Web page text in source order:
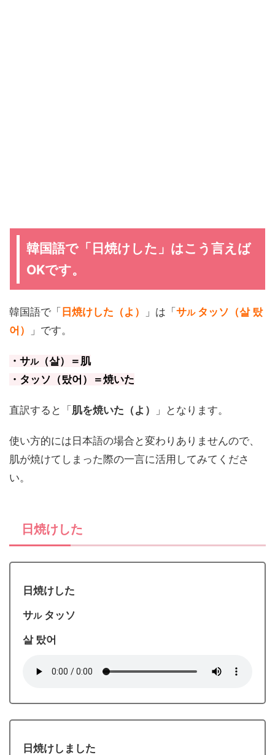
韓国語で「日焼けした」はこう言えば
OKです。
韓国語で「 日焼けした（よ） 」は「 サルタッソ（살 탔
어）
」です。
・サル（살）＝肌
・タッソ（탔어）＝焼いた
直訳すると「 肌を焼いた（よ） 」となります。
使い方的には日本語の場合と変わりありませんので、
肌が焼けてしまった際の一言に活用してみてくださ
い。
日焼けした
日焼けした
サルタッソ
살 탔어
日焼けしました